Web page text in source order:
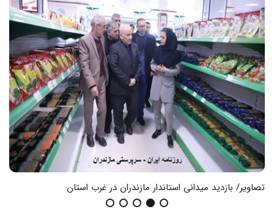
تصاویر/ بازدید میدانی استاندار مازندران در غرب استان